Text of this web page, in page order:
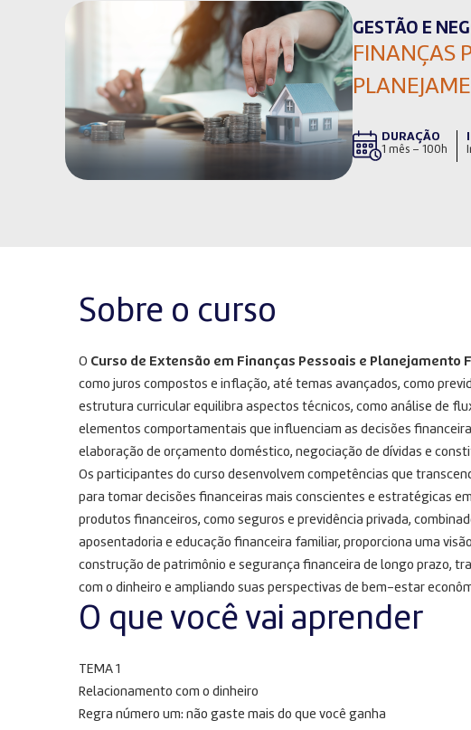
GESTÃO E
FINANÇAS
DURAÇÃO
1 mês – 100h
Sobre o curso
O Curso de Extensão em Finanças Pessoais e Planejamento
como juros compostos e inflação, até temas avançados, como
estrutura curricular equilibra aspectos técnicos, como análise de
elementos comportamentais que influenciam as decisões
elaboração de orçamento doméstico, negociação de dívidas e
Os participantes do curso desenvolvem competências que
para tomar decisões financeiras mais conscientes e estratégicas
produtos financeiros, como seguros e previdência privada,
aposentadoria e educação financeira familiar, proporciona uma
construção de patrimônio e segurança financeira de longo prazo,
com o dinheiro e ampliando suas perspectivas de bem-estar
O que você vai aprender
TEMA 1
Relacionamento com o dinheiro
Regra número um: não gaste mais do que você ganha